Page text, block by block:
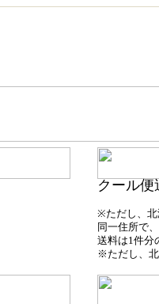
クール便
※ただし、北
同一住所で
送料は1件分
※ただし、